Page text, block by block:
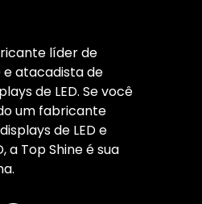
líder de
e atacadista de
de LED. Se você
um fabricante
de LED e
a Top Shine é sua